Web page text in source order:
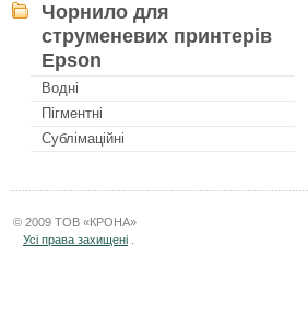
Чорнило для
струменевих принтерів
Epson
Водні
Пігментні
Сублімаційні
© 2009 ТОВ «КРОНА»
Усі права захищені